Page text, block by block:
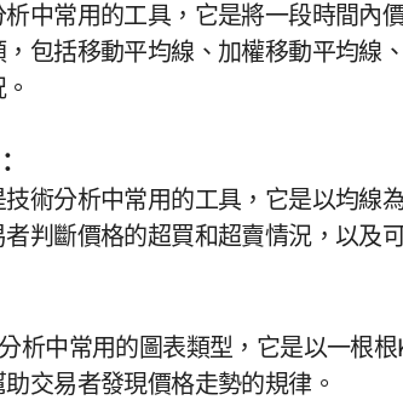
包括移動平均線、加權移動平均線
判斷價格的超買和超賣情況，以及
交易者發現價格走勢的規律。